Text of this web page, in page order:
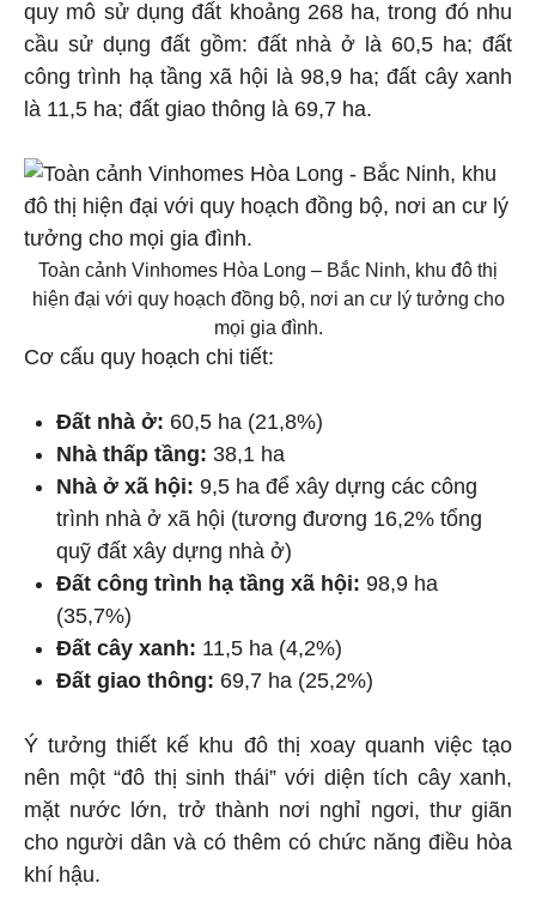
quy mô sử dụng đất khoảng 268 ha, trong đó nhu
cầu sử dụng đất gồm: đất nhà ở là 60,5 ha; đất
công trình hạ tầng xã hội là 98,9 ha; đất cây xanh
là 11,5 ha; đất giao thông là 69,7 ha.
Toàn cảnh Vinhomes Hòa Long – Bắc Ninh, khu đô thị
hiện đại với quy hoạch đồng bộ, nơi an cư lý tưởng cho
mọi gia đình.
Cơ cấu quy hoạch chi tiết:
Đất nhà ở: 60,5 ha (21,8%)
Nhà thấp tầng: 38,1 ha
Nhà ở xã hội: 9,5 ha để xây dựng các công
trình nhà ở xã hội (tương đương 16,2% tổng
quỹ đất xây dựng nhà ở)
Đất công trình hạ tầng xã hội: 98,9 ha
(35,7%)
Đất cây xanh: 11,5 ha (4,2%)
Đất giao thông: 69,7 ha (25,2%)
Ý tưởng thiết kế khu đô thị xoay quanh việc tạo
nên một “đô thị sinh thái” với diện tích cây xanh,
mặt nước lớn, trở thành nơi nghỉ ngơi, thư giãn
cho người dân và có thêm có chức năng điều hòa
khí hậu.